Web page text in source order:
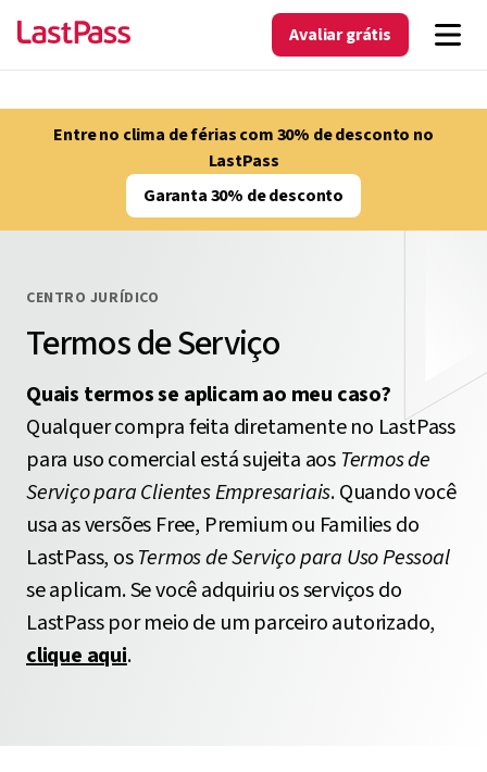
Avaliar grátis
Entre no clima de férias com 30% de desconto no
LastPass
Garanta 30% de desconto
CENTRO JURÍDICO
Termos de Serviço
Quais termos se aplicam ao meu caso?
Qualquer compra feita diretamente no LastPass
para uso comercial está sujeita aos Termos de
Serviço para Clientes Empresariais. Quando você
usa as versões Free, Premium ou Families do
LastPass, osTermos de Serviço para Uso Pessoal
se aplicam. Se você adquiriu os serviços do
LastPass por meio de um parceiro autorizado,
clique aqui.